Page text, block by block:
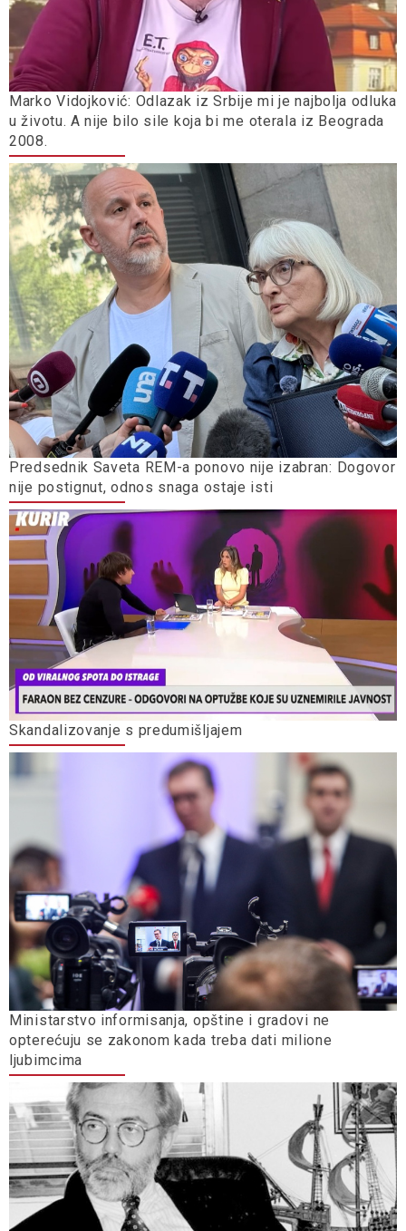
Marko Vidojković: Odlazak iz Srbije mi je najbolja odluka
u životu. A nije bilo sile koja bi me oterala iz Beograda
2008.
Predsednik Saveta REM-a ponovo nije izabran: Dogovor
nije postignut, odnos snaga ostaje isti
Skandalizovanje s predumišljajem
Ministarstvo informisanja, opštine i gradovi ne
opterećuju se zakonom kada treba dati milione
ljubimcima